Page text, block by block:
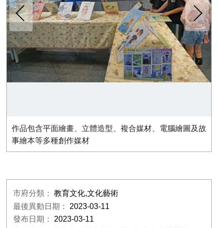
作品包含平面繪畫、立體造型、複合媒材、電腦繪圖及故
事繪本等多種創作媒材
下一張
市府分類：教育文化,文化藝術
最後異動日期： 2023-03-11
發布日期： 2023-03-11